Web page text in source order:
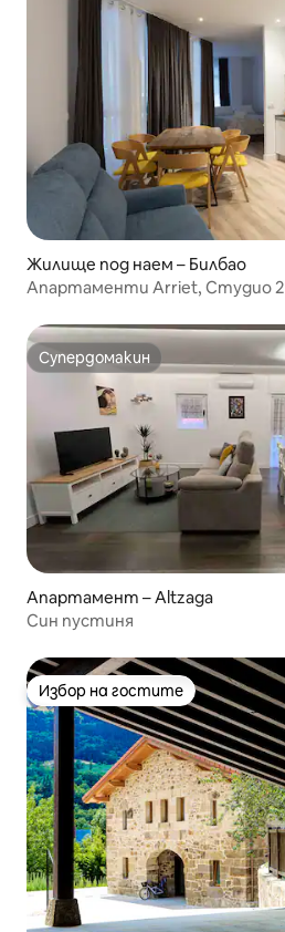
Жилище под наем – Билбао
Апартаменти Arriet, Студио 2
Супердомакин
Супердомакин
Апартамент – Altzaga
Син пустиня
Избор на гостите
Избор на гостите